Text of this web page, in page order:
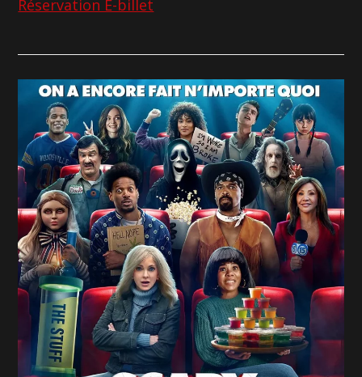
Réservation E-billet